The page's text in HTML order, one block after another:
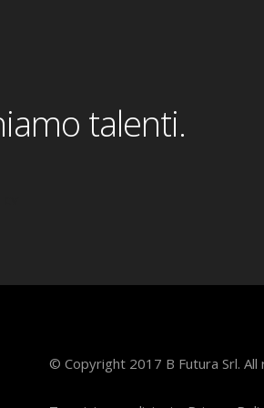
talenti.
© Copyright 2017 B Futura Srl.